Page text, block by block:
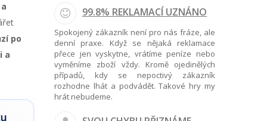
po
a
99.8% REKLAMACÍ UZNÁNO
Spokojený zákazník není pro nás fráze, ale
denní praxe. Když se nějaká reklamace
přece jen vyskytne, vrátíme peníze nebo
vyměníme zboží vždy. Kromě ojedinělých
případů, kdy se nepoctivý zákazník
rozhodne lhát a podvádět. Takové hry my
hrát nebudeme.